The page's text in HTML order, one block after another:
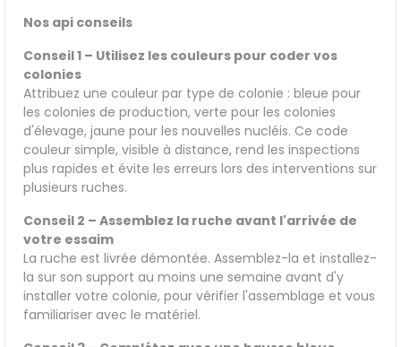
Nos api conseils
Conseil 1 – Utilisez les couleurs pour coder vos
colonies
Attribuez une couleur par type de colonie : bleue pour
les colonies de production, verte pour les colonies
d'élevage, jaune pour les nouvelles nucléis. Ce code
couleur simple, visible à distance, rend les inspections
plus rapides et évite les erreurs lors des interventions sur
plusieurs ruches.
Conseil 2 – Assemblez la ruche avant l'arrivée de
votre essaim
La ruche est livrée démontée. Assemblez-la et installez-
la sur son support au moins une semaine avant d'y
installer votre colonie, pour vérifier l'assemblage et vous
familiariser avec le matériel.